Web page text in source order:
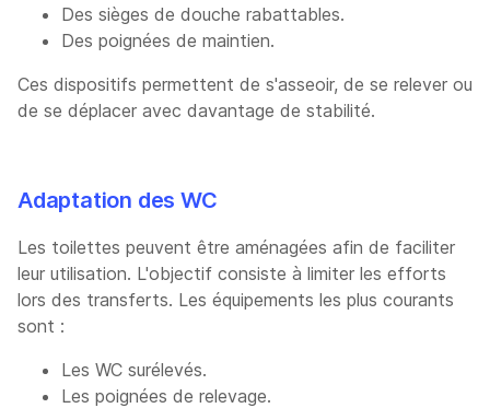
Des sièges de douche rabattables.
Des poignées de maintien.
Ces dispositifs permettent de s'asseoir, de se relever ou
de se déplacer avec davantage de stabilité.
Adaptation des WC
Les toilettes peuvent être aménagées afin de faciliter
leur utilisation. L'objectif consiste à limiter les efforts
lors des transferts. Les équipements les plus courants
sont :
Les WC surélevés.
Les poignées de relevage.